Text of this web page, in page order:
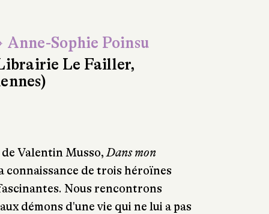
Sophie Poinsu
Le Failler,
Valentin Musso,Dans mon
connaissance de trois héroïnes
Nous rencontrons
démons d'une vie qui ne lui a pas